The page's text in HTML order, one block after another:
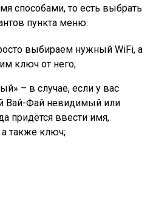
способами, то есть выбрать
пункта меню:
выбираем нужный WiFi, а
ключ от него;
– в случае, если у вас
Вай-Фай невидимый или
придётся ввести имя,
также ключ;